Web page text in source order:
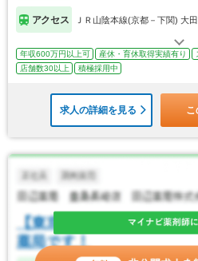
アクセス ＪＲ山陰本線(京都－下関) 大
年収600万円以上可 産休・育休取得実績有り
店舗数30以上
積極採用中
求人の詳細を見る こ